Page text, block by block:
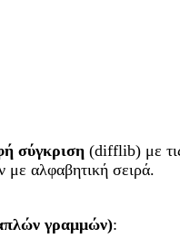
σύγκριση (difflib) με
με αλφαβητική σειρά.
γραμμών):